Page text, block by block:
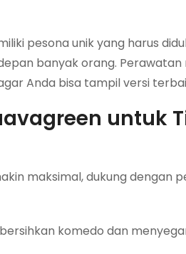
pesona unik yang harus
banyak orang.
Anda bisa tampil versi
untuk
maksimal, dukung dengan
komedo dan